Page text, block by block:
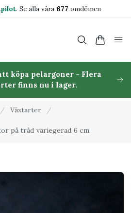
. Se alla våra 677 omdömen
köpa pelargoner - Flera
finns nu i lager.
/ Växtarter
/
på tråd variegerad 6 cm